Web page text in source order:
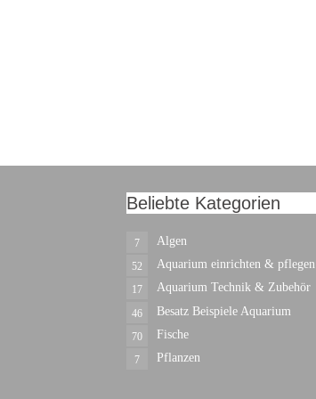
Beliebte Kategorien
Algen
7
Aquarium einrichten & pflegen
52
Aquarium Technik & Zubehör
17
Besatz Beispiele Aquarium
46
Fische
70
Pflanzen
7